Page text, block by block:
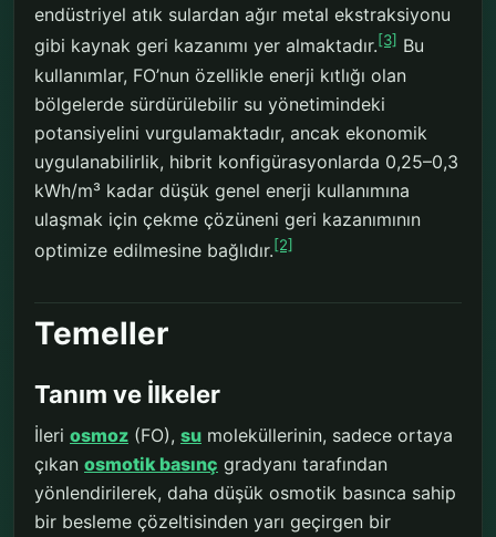
endüstriyel atık sulardan ağır metal ekstraksiyonu
gibi kaynak geri kazanımı yer almaktadır.[3] Bu
kullanımlar, FO’nun özellikle enerji kıtlığı olan
bölgelerde sürdürülebilir su yönetimindeki
potansiyelini vurgulamaktadır, ancak ekonomik
uygulanabilirlik, hibrit konfigürasyonlarda 0,25–0,3
kWh/m³ kadar düşük genel enerji kullanımına
ulaşmak için çekme çözüneni geri kazanımının
optimize edilmesine bağlıdır.[2]
Temeller
Tanım ve İlkeler
İleri osmoz (FO), su moleküllerinin, sadece ortaya
çıkan osmotik basınç gradyanı tarafından
yönlendirilerek, daha düşük osmotik basınca sahip
bir besleme çözeltisinden yarı geçirgen bir